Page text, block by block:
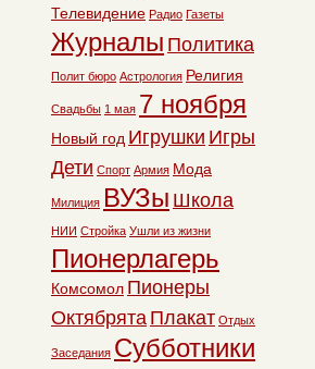
Телевидение Радио Газеты
Журналы Политика
Полит бюро Астрология Религия
Свадьбы 1 мая 7 ноября
Новый год Игрушки Игры
Дети Спорт Армия Мода
Милиция ВУЗы Школа
НИИ Стройка Ушли из жизни
Пионерлагерь
Комсомол Пионеры
Октябрята Плакат Отдых
Заседания Субботники